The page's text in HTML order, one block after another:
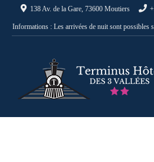
138 Av. de la Gare, 73600 Moutiers
Informations : Les arrivées de nuit sont possibles